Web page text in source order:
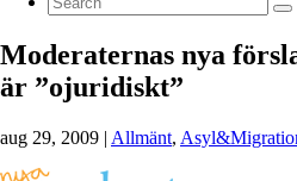
Moderaternas nya
är ”ojuridiskt”
aug 29, 2009 | Allmänt,